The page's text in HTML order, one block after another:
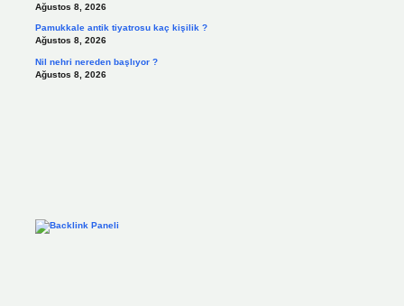
Ağustos 8, 2026
Pamukkale antik tiyatrosu kaç kişilik ?
Ağustos 8, 2026
Nil nehri nereden başlıyor ?
Ağustos 8, 2026